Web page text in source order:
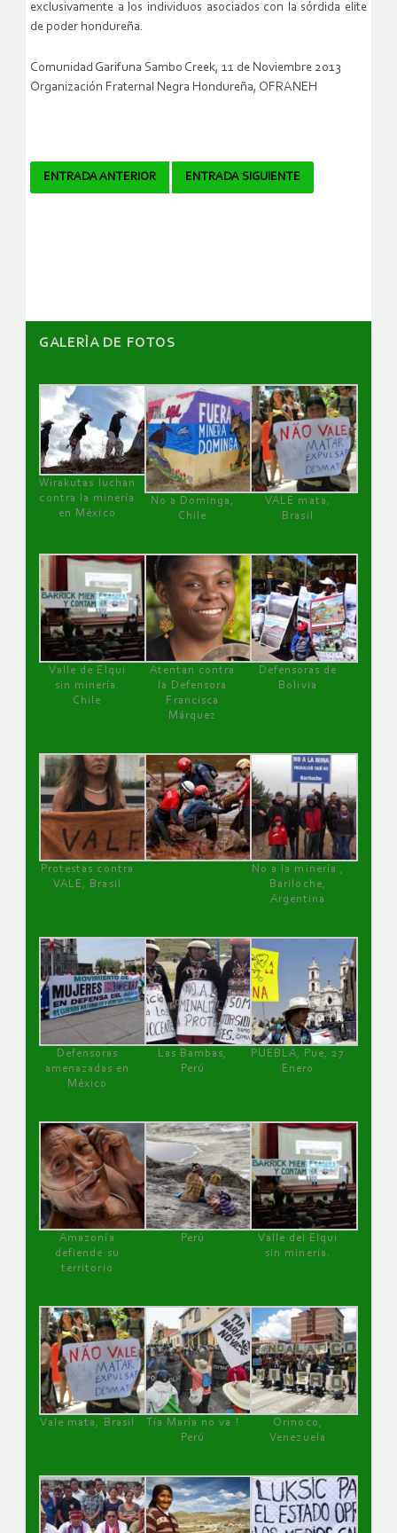
exclusivamente a los individuos asociados con la sórdida elite
de poder hondureña.
Comunidad Garifuna Sambo Creek, 11 de Noviembre 2013
Organización Fraternal Negra Hondureña, OFRANEH
Navegador
ENTRADA ANTERIOR ENTRADA SIGUIENTE
GALERÌA DE FOTOS
Wirakutas luchan
contra la minería
en México
No a Dominga,
Chile
VALE mata,
Brasil
Valle de Elqui
sin minería.
Chile
Atentan contra
la Defensora
Francisca
Márquez
Defensoras de
Bolivia
Protestas contra
VALE, Brasil
No a la minería ,
Bariloche,
Argentina
Defensoras
amenazadas en
México
Las Bambas,
Perú
PUEBLA, Pue, 27
Enero
Amazonía
defiende su
territorio
Perú
Valle del Elqui
sin minería.
Vale mata, Brasil
Tía María no va !
Perú
Orinoco,
Venezuela